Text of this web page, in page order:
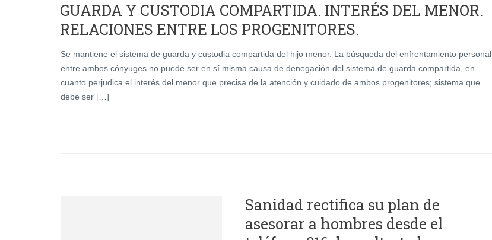
GUARDA Y CUSTODIA COMPARTIDA. INTERÉS DEL MENOR.
RELACIONES ENTRE LOS PROGENITORES.
Se mantiene el sistema de guarda y custodia compartida del hijo menor. La búsqueda del enfrentamiento personal
entre ambos cónyuges no puede ser en sí misma causa de denegación del sistema de guarda compartida, en
cuanto perjudica el interés del menor que precisa de la atención y cuidado de ambos progenitores; sistema que
debe ser […]
Sanidad rectifica su plan de
asesorar a hombres desde el